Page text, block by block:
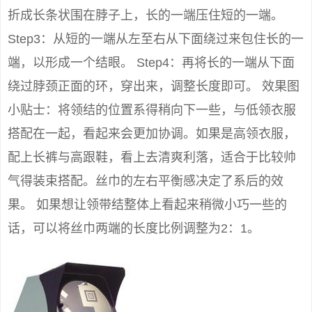
折成长条状围在脖子上，长的一端压住短的一端。
Step3：从短的一端从左至右从下面绕过来包住长的一
端，以形成一个结眼。 Step4：再将长的一端从下面
绕过脖颈正面的环，穿出来，调整长度即可。 效果图
小贴士：将领结的位置系得稍向下一些，与低领衣服
搭配在一起，看起来会更加协调。如果是高领衣服，
配上长裤与高跟鞋，看上去清爽利落，适合于比较帅
气得装束搭配。丝巾的左右平衡感决定了系后的效
果。 如果想让领带结整体上看起来稍微小巧一些的
话，可以将丝巾两端的长度比例调整为2：1。